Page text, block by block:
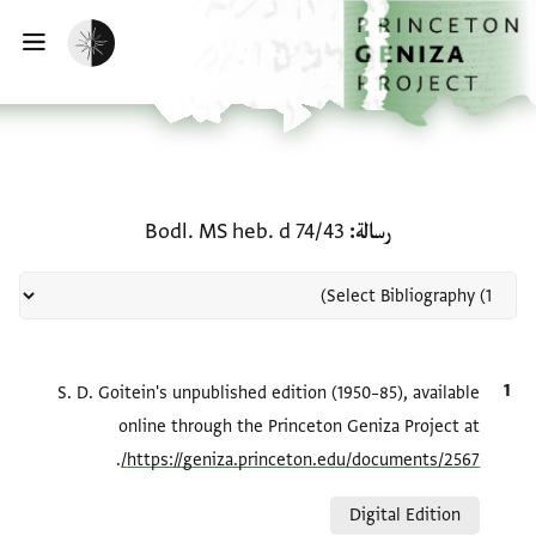
إلى المحتوى الرئيسي
الرئيسية
تفعيل الوضع المظلم
رسالة Bodl. MS heb. d 74/43
الاقتباس المرجعي
S. D. Goitein's unpublished edition (1950–85), available
online through the Princeton Geniza Project at
https://geniza.princeton.edu/documents/2567/
.
Digital Edition